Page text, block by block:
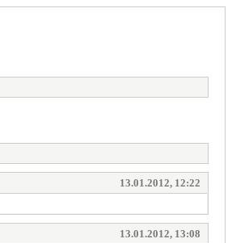
13.01.2012, 12:22
13.01.2012, 13:08